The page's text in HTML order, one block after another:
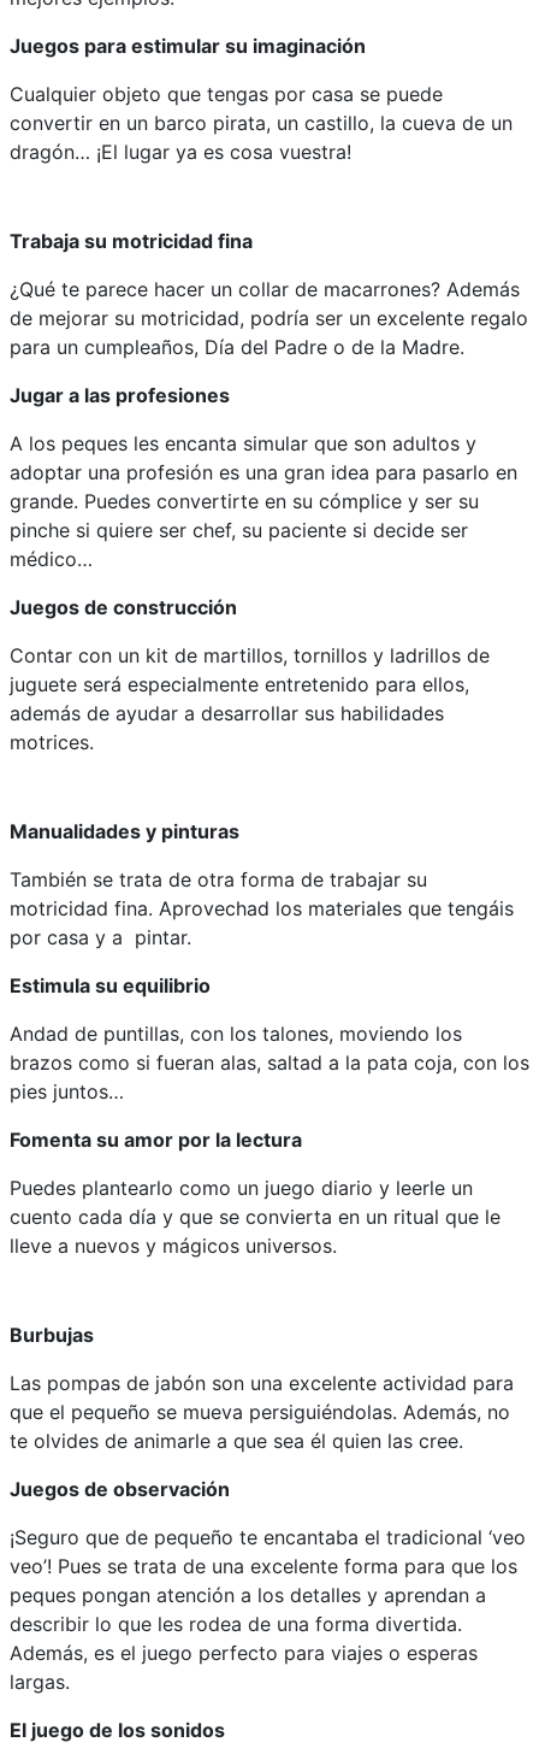
Juegos para estimular su imaginación
Cualquier objeto que tengas por casa se puede
convertir en un barco pirata, un castillo, la cueva de un
dragón… ¡El lugar ya es cosa vuestra!
Trabaja su motricidad fina
¿Qué te parece hacer un collar de macarrones? Además
de mejorar su motricidad, podría ser un excelente regalo
para un cumpleaños, Día del Padre o de la Madre.
Jugar a las profesiones
A los peques les encanta simular que son adultos y
adoptar una profesión es una gran idea para pasarlo en
grande. Puedes convertirte en su cómplice y ser su
pinche si quiere ser chef, su paciente si decide ser
médico…
Juegos de construcción
Contar con un kit de martillos, tornillos y ladrillos de
juguete será especialmente entretenido para ellos,
además de ayudar a desarrollar sus habilidades
motrices.
Manualidades y pinturas
También se trata de otra forma de trabajar su
motricidad fina. Aprovechad los materiales que tengáis
por casa y a pintar.
Estimula su equilibrio
Andad de puntillas, con los talones, moviendo los
brazos como si fueran alas, saltad a la pata coja, con los
pies juntos…
Fomenta su amor por la lectura
Puedes plantearlo como un juego diario y leerle un
cuento cada día y que se convierta en un ritual que le
lleve a nuevos y mágicos universos.
Burbujas
Las pompas de jabón son una excelente actividad para
que el pequeño se mueva persiguiéndolas. Además, no
te olvides de animarle a que sea él quien las cree.
Juegos de observación
¡Seguro que de pequeño te encantaba el tradicional ‘veo
veo’! Pues se trata de una excelente forma para que los
peques pongan atención a los detalles y aprendan a
describir lo que les rodea de una forma divertida.
Además, es el juego perfecto para viajes o esperas
largas.
El juego de los sonidos